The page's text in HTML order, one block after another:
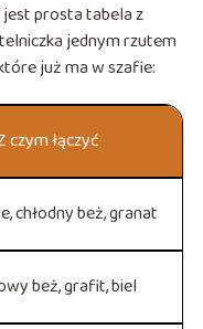
prosta tabela z
jednym rzutem
już ma w szafie:
czym łączyć
chłodny beż, granat
beż, grafit, biel